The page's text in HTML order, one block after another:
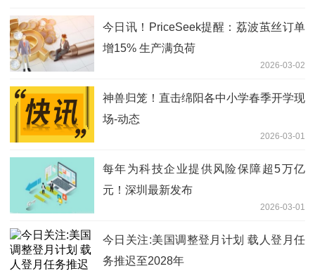
今日讯！PriceSeek提醒：荔波茧丝订单
增15% 生产满负荷
2026-03-02
神兽归笼！直击绵阳各中小学春季开学现
场-动态
2026-03-01
每年为科技企业提供风险保障超5万亿
元！深圳最新发布
2026-03-01
今日关注:美国调整登月计划 载人登月任
务推迟至2028年